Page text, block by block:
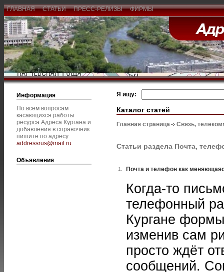
ГЛАВНАЯ СТАТЬИ ПРЕСС-РЕЛИЗЫ ФИРМЫ
Информация
По всем вопросам
касающихся работы
ресурса Адреса Кургана и
добавления в справочник
пишите по адресу
addressrus@mail.ru.
Объявления
Я ищу:
Каталог статей
Главная страница Связь,
Статьи раздела Почта,
1. Почта и телефон как
Когда-то
телефонный
Кургане
изменив сам
просто ждёт
сообщений.